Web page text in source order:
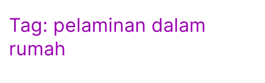
Tag: pelaminan dalam
rumah